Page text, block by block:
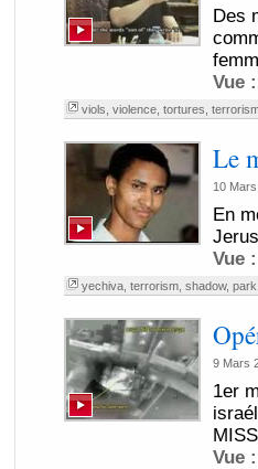
Des
Vue :
viols violence, tortures
Le
10
En
Vue :
yechiva, terrorism, shadow, park
9 Mars
1er
Vue :